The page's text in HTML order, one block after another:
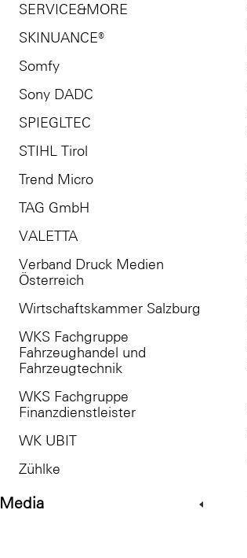
SERVICE&MORE
SKINUANCE®
Somfy
Sony DADC
SPIEGLTEC
STIHL Tirol
Trend Micro
TAG GmbH
VALETTA
Verband Druck Medien
Österreich
Wirtschaftskammer Salzburg
WKS Fachgruppe
Fahrzeughandel und
Fahrzeugtechnik
WKS Fachgruppe
Finanzdienstleister
WK UBIT
Zühlke
Media